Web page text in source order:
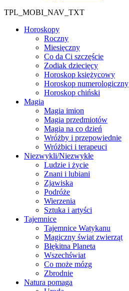
TPL_MOBI_NAV_TXT
Horoskopy
Roczny
Miesięczny
Co da Ci szczęście
Zodiak dziecięcy
Horoskop księżycowy
Horoskop numerologiczny
Horoskop chiński
Magia
Magia imion
Magia przedmiotów
Magia na co dzień
Wróżby i przepowiednie
Wróżbici i terapeuci
Niezwykli/Niezwykłe
Ludzie i życie
Znani i lubiani
Zjawiska
Podróże
Wierzenia
Sztuka i artyści
Tajemnice
Tajemnice Watykanu
Magiczny świat zwierząt
Błękitna Planeta
Wszechświat
Co może mózg
Zbrodnie
Natura pomaga